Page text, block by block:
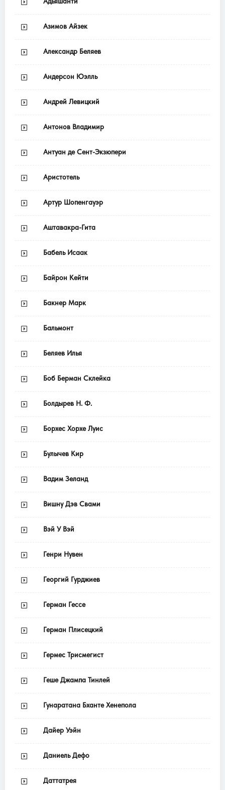
Азимов Айзек
Александр Беляев
Андерсон Юэлль
Андрей Левицкий
Антонов Владимир
Антуан де Сент-Экзюпери
Аристотель
Артур Шопенгауэр
Аштавакра-Гита
Бабель Исаак
Байрон Кейти
Бакнер Марк
Бальмонт
Беляев Илья
Боб Берман Склейка
Болдырев Н. Ф.
Борхес Хорхе Луис
Булычев Кир
Вадим Зеланд
Вишну Дэв Свами
Вэй У Вэй
Генри Нувен
Георгий Гурджиев
Герман Гессе
Герман Плисецкий
Гермес Трисмегист
Геше Джампа Тинлей
Гунаратана Бханте Хенепола
Дайер Уэйн
Даниель Дефо
Даттатрея